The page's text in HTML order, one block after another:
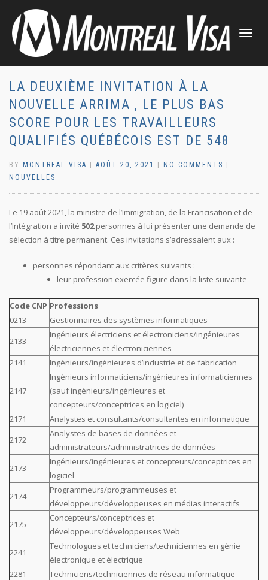
TOGGLE
LA DEUXIÈME INVITATION À LA
NOUVELLE ARRIMA , LE PLUS BAS
SCORE POUR LES TRAVAILLEURS
QUALIFIÉS QUÉBÉCOIS EST DE 548
BY MONTREAL VISA AOÛT 20, 2021 NO COMMENTS
NOUVELLES
Le 19 août 2021, la ministre de l’Immigration, de la Francisation et de
l’Intégration a invité 502personnes à lui présenter une demande de
sélection à titre permanent. Ces invitations s’adressaient aux :
personnes répondant aux critères suivants :
leur profession exercée figure dans la liste suivante
Code CNP Professions
0213
Gestionnaires des systèmes informatiques
2133
Ingénieurs électriciens et électroniciens/ingénieures
électriciennes et électroniciennes
2141
Ingénieurs/ingénieures d’industrie et de fabrication
2147
Ingénieurs informaticiens/ingénieures informaticiennes
(sauf ingénieurs/ingénieures et
concepteurs/conceptrices en logiciel)
2171
Analystes et consultants/consultantes en informatique
2172
Analystes de bases de données et
administrateurs/administratrices de données
2173
Ingénieurs/ingénieures et concepteurs/conceptrices en
logiciel
2174
Programmeurs/programmeuses et
développeurs/développeuses en médias interactifs
2175
Concepteurs/conceptrices et
développeurs/développeuses Web
2241
Technologues et techniciens/techniciennes en génie
électronique et électrique
2281
Techniciens/techniciennes de réseau informatique